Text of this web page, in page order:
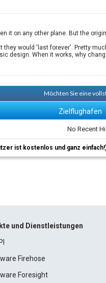
it on any other plane. But the
would 'last forever'. Pretty
design. When it works, why
Möchten Sie eine
Zielflughafen
No Recent
ist kostenlos und ganz
und Dienstleistungen
Firehose
Foresight